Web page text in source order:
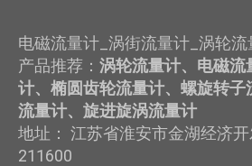
电磁流量计_涡街流量计_涡轮
产品推荐： 涡轮流量计、电磁流
计、椭圆齿轮流量计、螺旋转子
流量计、旋进旋涡流量计
地址： 江苏省淮安市金湖经济
211600